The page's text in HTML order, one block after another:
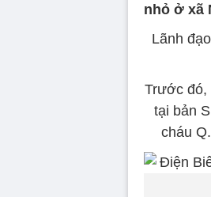
nhỏ ở xã
Lãnh
Trước đó,
tại bản
cháu